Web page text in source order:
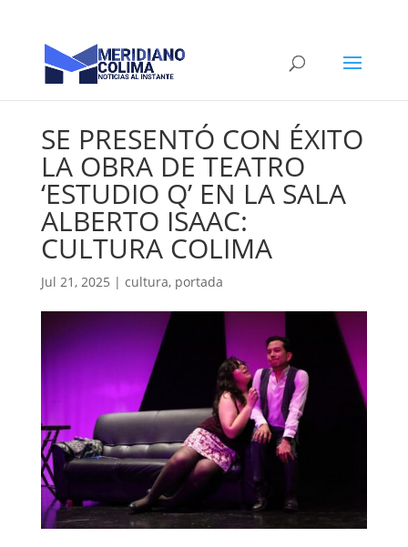
SE PRESENTÓ CON ÉXITO
LA OBRA DE TEATRO
‘ESTUDIO Q’ EN LA SALA
ALBERTO ISAAC:
CULTURA COLIMA
Jul 21, 2025 | cultura, portada